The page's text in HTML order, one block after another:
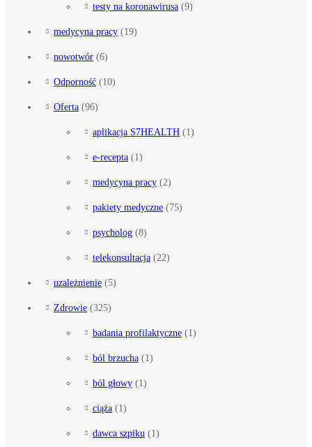
testy na koronawirusa (9)
medycyna pracy (19)
nowotwór (6)
Odporność (10)
Oferta (96)
aplikacja S7HEALTH (1)
e-recepta (1)
medycyna pracy (2)
pakiety medyczne (75)
psycholog (8)
telekonsultacja (22)
uzależnienie (5)
Zdrowie (325)
badania profilaktyczne (1)
ból brzucha (1)
ból głowy (1)
ciąża (1)
dawca szpiku (1)